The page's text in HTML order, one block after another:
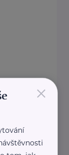
ČR
×